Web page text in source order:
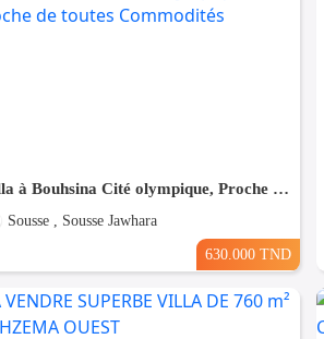
Villa à Bouhsina Cité olympique, Proche de toutes Commodités
Sousse , Sousse Jawhara
630.000 TND